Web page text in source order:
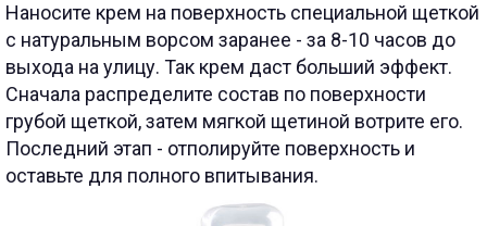
Наносите крем на поверхность специальной щеткой
с натуральным ворсом заранее - за 8-10 часов до
выхода на улицу. Так крем даст больший эффект.
Сначала распределите состав по поверхности
грубой щеткой, затем мягкой щетиной вотрите его.
Последний этап - отполируйте поверхность и
оставьте для полного впитывания.